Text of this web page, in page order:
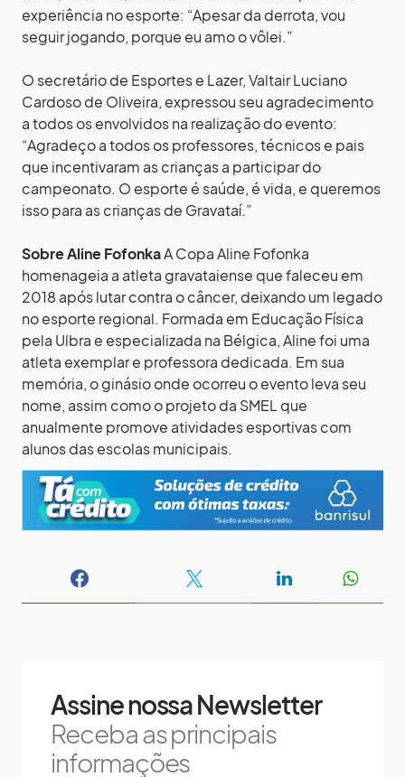
experiência no esporte: “Apesar da derrota, vou
seguir jogando, porque eu amo o vôlei.”
O secretário de Esportes e Lazer, Valtair Luciano
Cardoso de Oliveira, expressou seu agradecimento
a todos os envolvidos na realização do evento:
“Agradeço a todos os professores, técnicos e pais
que incentivaram as crianças a participar do
campeonato. O esporte é saúde, é vida, e queremos
isso para as crianças de Gravataí.”
Sobre Aline FofonkaA Copa Aline Fofonka
homenageia a atleta gravataiense que faleceu em
2018 após lutar contra o câncer, deixando um legado
no esporte regional. Formada em Educação Física
pela Ulbra e especializada na Bélgica, Aline foi uma
atleta exemplar e professora dedicada. Em sua
memória, o ginásio onde ocorreu o evento leva seu
nome, assim como o projeto da SMEL que
anualmente promove atividades esportivas com
alunos das escolas municipais.
Assine nossa Newsletter
Receba as principais
informações